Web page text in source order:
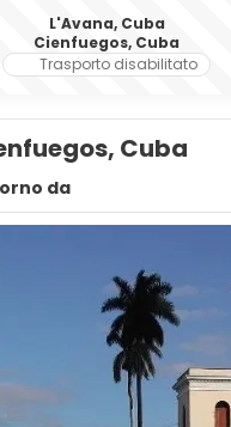
L'Avana, Cuba
Cienfuegos, Cuba
Trasporto disabilitato
Cuba
da